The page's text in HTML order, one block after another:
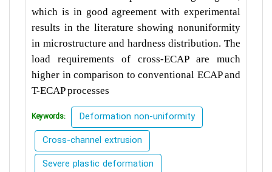
which is in good agreement with experimental
results in the literature showing nonuniformity
in microstructure and hardness distribution. The
load requirements of cross-ECAP are much
higher in comparison to conventional ECAP and
T-ECAP processes
Keywords:
Deformation non-uniformity
Cross-channel extrusion
Severe plastic deformation